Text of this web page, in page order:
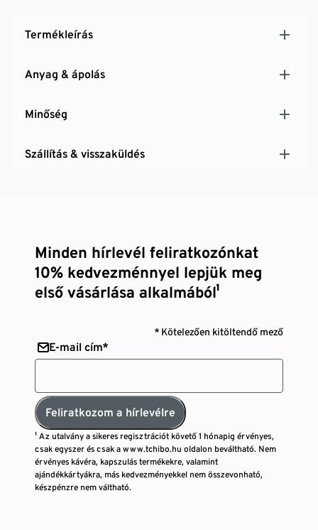
Termékleírás
Anyag & ápolás
Minőség
Szállítás & visszaküldés
Minden hírlevél feliratkozónkat
10% kedvezménnyel lepjük meg
első vásárlása alkalmából¹
* Kötelezően kitöltendő mező
E-mail cím*
Feliratkozom a hírlevélre
¹ Az utalvány a sikeres regisztrációt követő 1 hónapig érvényes,
csak egyszer és csak a www.tchibo.hu oldalon beváltható. Nem
érvényes kávéra, kapszulás termékekre, valamint
ajándékkártyákra, más kedvezményekkel nem összevonható,
készpénzre nem váltható.